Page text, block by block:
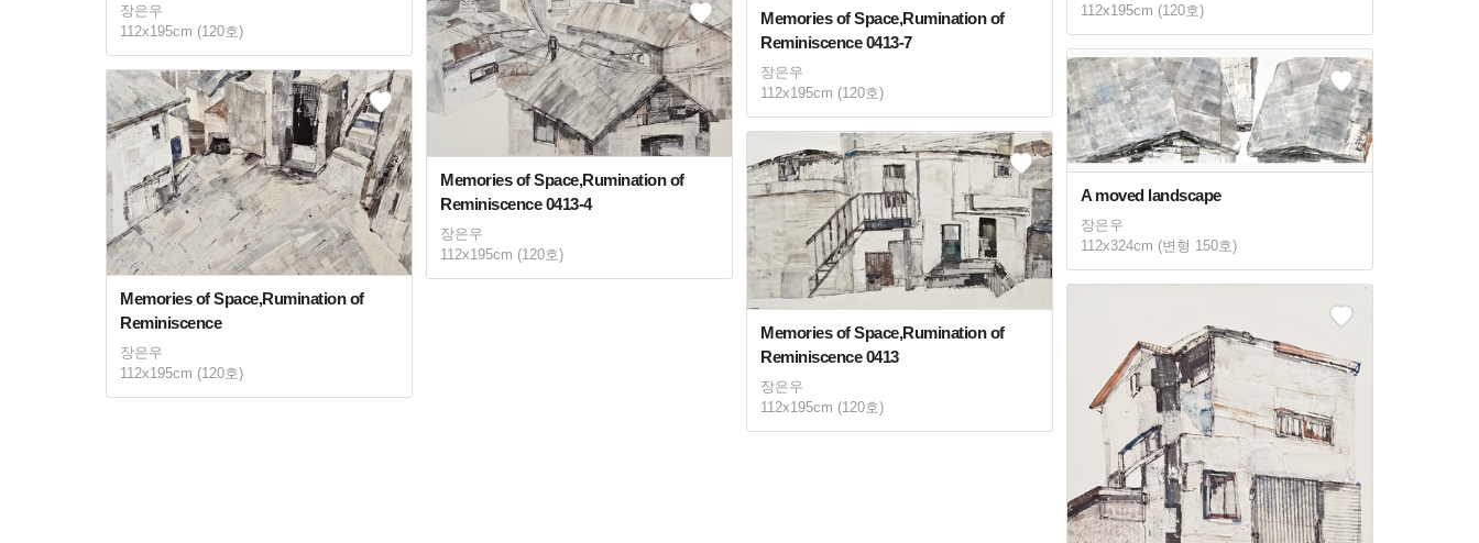
112x195cm (120호)
Memories of Space,Rumination of
Reminiscence 0413-7
장은우
112x195cm (120호)
장은우
112x195cm (120호)
Memories of Space,Rumination of
Reminiscence 0413-4
장은우
112x195cm (120호)
A moved landscape
장은우
112x324cm (변형 150호)
Memories of Space,Rumination of
Reminiscence
장은우
112x195cm (120호)
Memories of Space,Rumination of
Reminiscence 0413
장은우
112x195cm (120호)